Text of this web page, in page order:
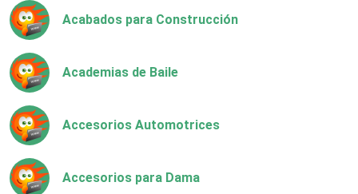
Acabados para Construcción
Academias de Baile
Accesorios Automotrices
Accesorios para Dama